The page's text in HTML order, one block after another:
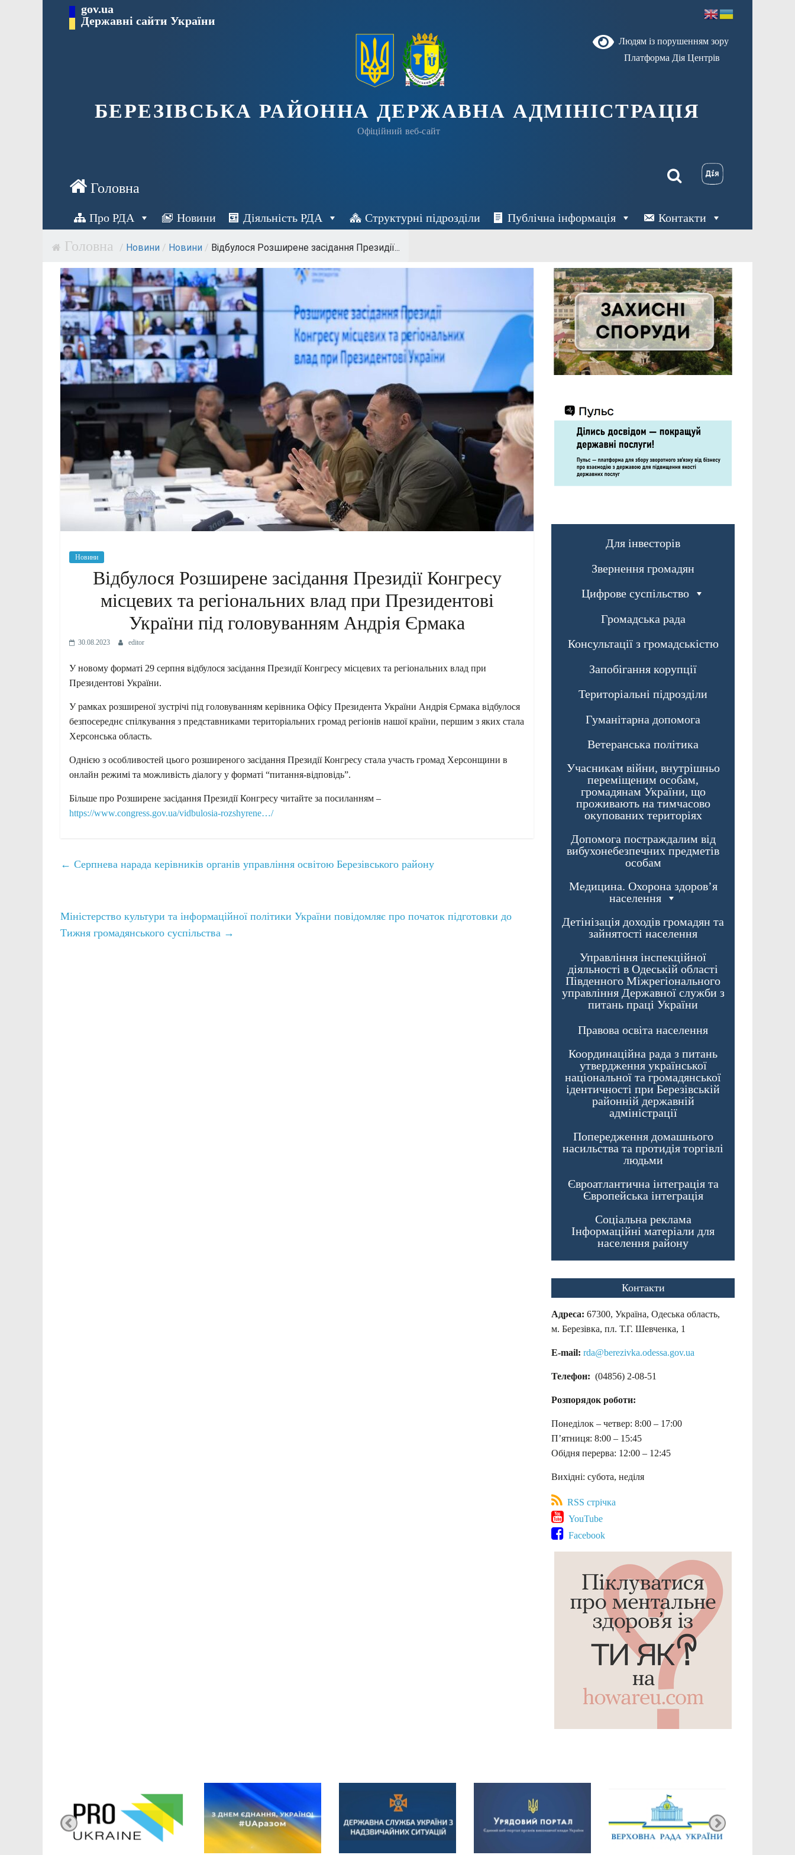
Перейти gov.ua
Державні сайти України
Людям із порушенням зору
Платформа Дія Центрів
БЕРЕЗІВСЬКА РАЙОННА ДЕРЖАВНА АДМІНІСТРАЦІЯ
Офіційний веб-сайт
Про РДА Новини Діяльність РДА Структурні підрозділи Публічна інформація Контакти
/ Новини / Новини / Відбулося Розширене засідання Президії...
Новини
Відбулося Розширене засідання Президії Конгресу
місцевих та регіональних влад при Президентові
України під головуванням Андрія Єрмака
30.08.2023 editor
У новому форматі 29 серпня відбулося засідання Президії Конгресу місцевих та регіональних влад при
Президентові України.
У рамках розширеної зустрічі під головуванням керівника Офісу Президента України Андрія Єрмака відбулося
безпосереднє спілкування з представниками територіальних громад регіонів нашої країни, першим з яких стала
Херсонська область.
Однією з особливостей цього розширеного засідання Президії Конгресу стала участь громад Херсонщини в
онлайн режимі та можливість діалогу у форматі “питання-відповідь”.
Більше про Розширене засідання Президії Конгресу читайте за посиланням –
https://www.congress.gov.ua/vidbulosia-rozshyrene…/
← Cерпнева нарада керівників органів управління освітою Березівського району
Міністерство культури та інформаційної політики України повідомляє про початок підготовки до
Тижня громадянського суспільства →
Для інвесторів
Звернення громадян
Цифрове суспільство
Громадська рада
Консультації з громадськістю
Запобігання корупції
Територіальні підрозділи
Гуманітарна допомога
Ветеранська політика
Учасникам війни, внутрішньо
переміщеним особам,
громадянам України, що
проживають на тимчасово
окупованих територіях
Допомога постраждалим від
вибухонебезпечних предметів
особам
Медицина. Охорона здоров’я
населення
Детінізація доходів громадян та
зайнятості населення
Управління інспекційної
діяльності в Одеській області
Південного Міжрегіонального
управління Державної служби з
питань праці України
Правова освіта населення
Координаційна рада з питань
утвердження української
національної та громадянської
ідентичності при Березівській
районній державній
адміністрації
Попередження домашнього
насильства та протидія торгівлі
людьми
Євроатлантична інтеграція та
Європейська інтеграція
Соціальна реклама
Інформаційні матеріали для
населення району
Контакти
Адреса: 67300, Україна, Одеська область,
м. Березівка, пл. Т.Г. Шевченка, 1
E-mail: rda@berezivka.odessa.gov.ua
Телефон: (04856) 2-08-51
Розпорядок роботи:
Понеділок – четвер: 8:00 – 17:00
П’ятниця: 8:00 – 15:45
Обідня перерва: 12:00 – 12:45
Вихідні: субота, неділя
RSS стрічка
YouTube
Facebook